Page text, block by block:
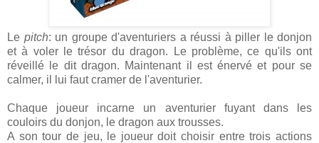
Le pitch: un groupe d'aventuriers a réussi à piller le donjon
et à voler le trésor du dragon. Le problème, ce qu'ils ont
réveillé le dit dragon. Maintenant il est énervé et pour se
calmer, il lui faut cramer de l'aventurier.
Chaque joueur incarne un aventurier fuyant dans les
couloirs du donjon, le dragon aux trousses.
A son tour de jeu, le joueur doit choisir entre trois actions